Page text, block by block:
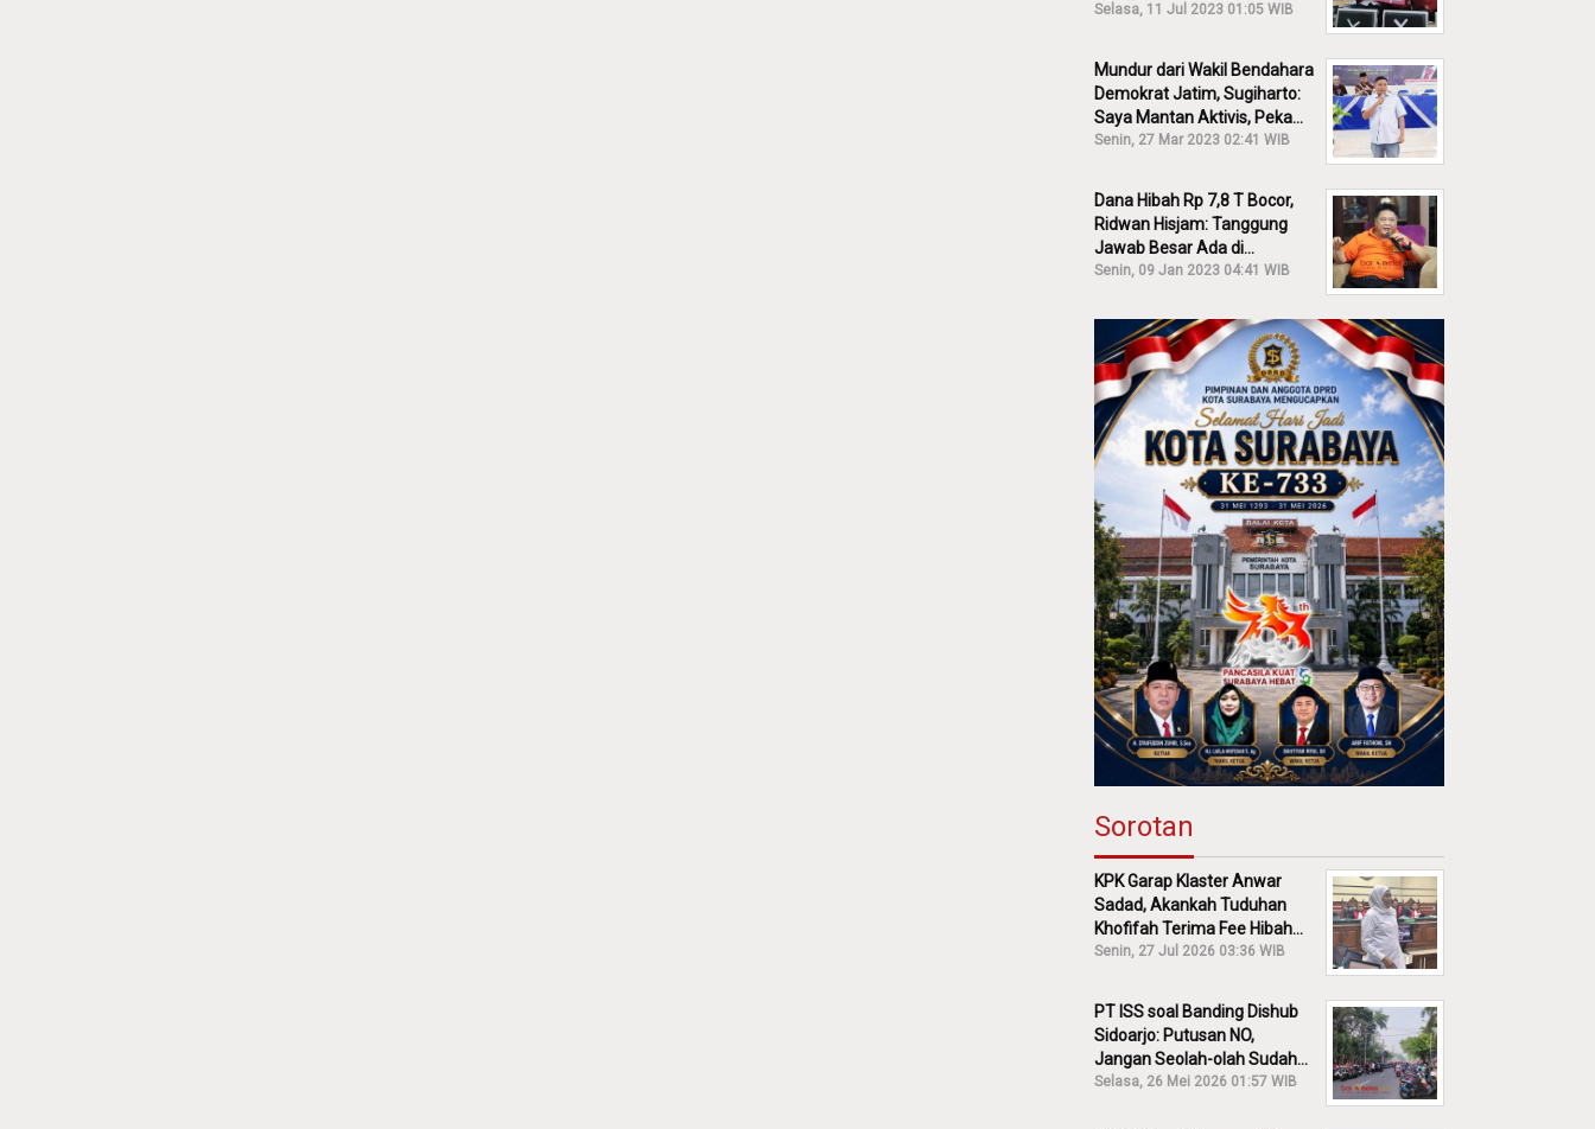
Khofifah ke KPK: Dia Harus
Selasa, 11 Jul 2023 01:05 WIB
Mundur dari Wakil Bendahara
Demokrat Jatim, Sugiharto:
Saya Mantan Aktivis, Peka
Sekali Kalau Ada yang
Senin, 27 Mar 2023 02:41 WIB
Dana Hibah Rp 7,8 T Bocor,
Ridwan Hisjam: Tanggung
Jawab Besar Ada di
Pemprov, Bukan DPRD Jatim!
Senin, 09 Jan 2023 04:41 WIB
Sorotan
KPK Garap Klaster Anwar
Sadad, Akankah Tuduhan
Khofifah Terima Fee Hibah
30% Diusut?
Senin, 27 Jul 2026 03:36 WIB
PT ISS soal Banding Dishub
Sidoarjo: Putusan NO,
Jangan Seolah-olah Sudah
Menang!
Selasa, 26 Mei 2026 01:57 WIB